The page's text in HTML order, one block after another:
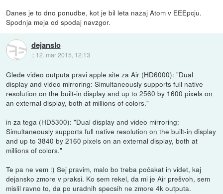
Danes je to dno ponudbe, kot je bil leta nazaj Atom v EEEpcju.
Spodnja meja od spodaj navzgor.
dejanslo
:: 12. mar 2015, 12:13
Glede video outputa pravi apple site za Air (HD6000): "Dual
display and video mirroring: Simultaneously supports full native
resolution on the built-in display and up to 2560 by 1600 pixels on
an external display, both at millions of colors."
in za tega (HD5300): "Dual display and video mirroring:
Simultaneously supports full native resolution on the built-in display
and up to 3840 by 2160 pixels on an external display, both at
millions of colors."
Te pa ne vem :) Sej pravim, malo bo treba počakat in videt, kaj
dejansko zmore v praksi. Ko sem rekel, da mi je Air prešvoh, sem
mislil ravno to, da po uradnih specsih ne zmore 4k outputa.